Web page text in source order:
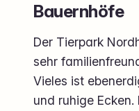
Bauernhöfe
Der Tierpark
sehr
Vieles ist
und ruhige